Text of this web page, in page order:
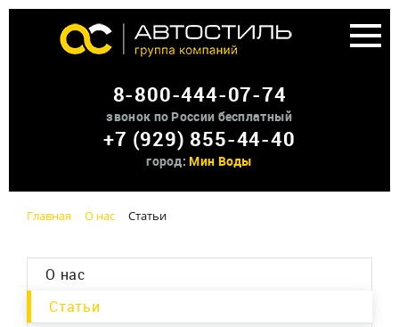
Аренда доп оборудования
О нас
Контакты
8-800-444-07-74
звонок по России бесплатный
+7 (929) 855-44-40
город: Мин Воды
Главная О нас Статьи
О нас
Статьи